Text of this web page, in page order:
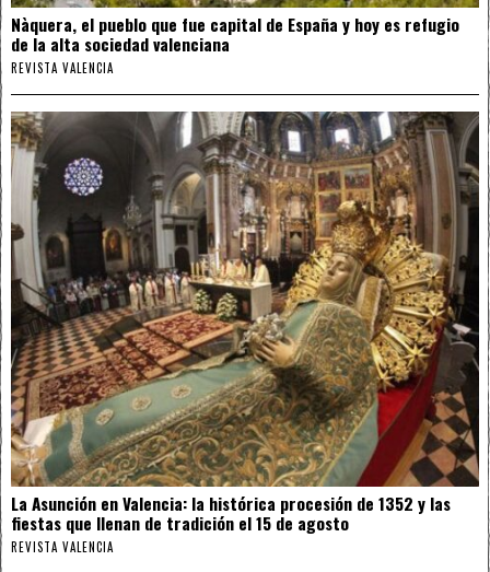
Nàquera, el pueblo que fue capital de España y hoy es refugio
de la alta sociedad valenciana
REVISTA VALENCIA
La Asunción en Valencia: la histórica procesión de 1352 y las
fiestas que llenan de tradición el 15 de agosto
REVISTA VALENCIA